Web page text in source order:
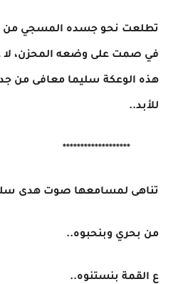
تطلعت نحو جسده المسجي من
في صمت على وضعه المحزن،
هذه الوعكة سليما معافى من
للأبد..
*******************
تناهى لمسامعها صوت هدى
من بحري وبنحبوه..
ع القمة بنستنوه..